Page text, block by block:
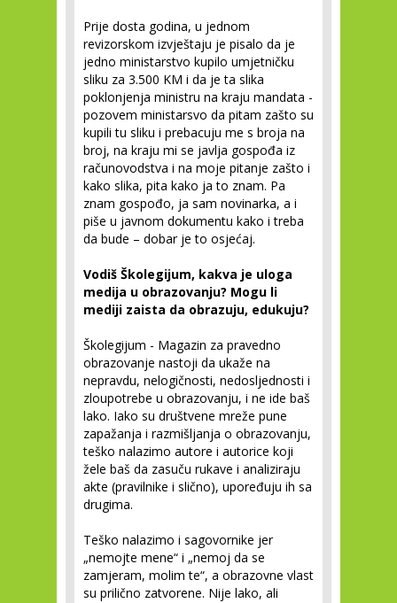
Prije dosta godina, u jednom
revizorskom izvještaju je pisalo da je
jedno ministarstvo kupilo umjetničku
sliku za 3.500 KM i da je ta slika
poklonjenja ministru na kraju mandata -
pozovem ministarsvo da pitam zašto su
kupili tu sliku i prebacuju me s broja na
broj, na kraju mi se javlja gospođa iz
računovodstva i na moje pitanje zašto i
kako slika, pita kako ja to znam. Pa
znam gospođo, ja sam novinarka, a i
piše u javnom dokumentu kako i treba
da bude – dobar je to osjećaj.
Vodiš Školegijum, kakva je uloga
medija u obrazovanju? Mogu li
mediji zaista da obrazuju, edukuju?
Školegijum - Magazin za pravedno
obrazovanje nastoji da ukaže na
nepravdu, nelogičnosti, nedosljednosti i
zloupotrebe u obrazovanju, i ne ide baš
lako. Iako su društvene mreže pune
zapažanja i razmišljanja o obrazovanju,
teško nalazimo autore i autorice koji
žele baš da zasuču rukave i analiziraju
akte (pravilnike i slično), upoređuju ih sa
drugima.
Teško nalazimo i sagovornike jer
„nemojte mene“ i „nemoj da se
zamjeram, molim te“, a obrazovne vlast
su prilično zatvorene. Nije lako, ali